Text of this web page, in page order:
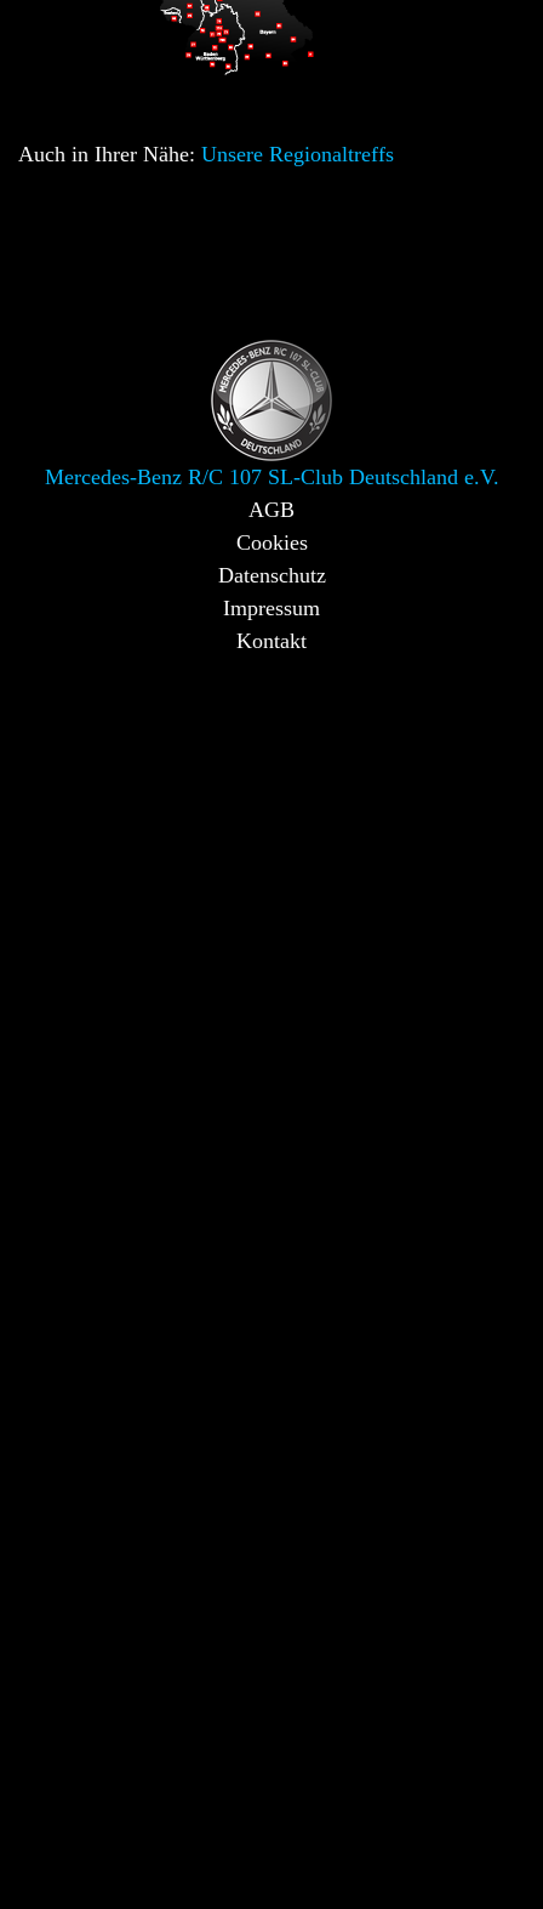
Auch in Ihrer Nähe: Unsere Regionaltreffs
Mercedes-Benz R/C 107 SL-Club Deutschland e.V.
AGB
Cookies
Datenschutz
Impressum
Kontakt